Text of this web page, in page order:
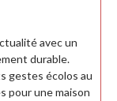
avec un
durable.
gestes écolos au
pour une maison